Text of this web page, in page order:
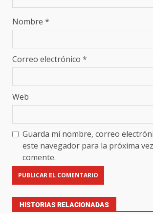
Nombre *
Correo electrónico *
Web
Guarda mi nombre, correo
este navegador para la próxima
comente.
HISTORIAS RELACIONADAS